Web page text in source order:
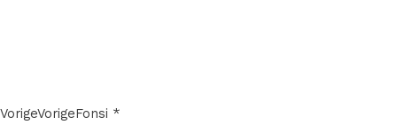
VorigeVorigeFonsi *